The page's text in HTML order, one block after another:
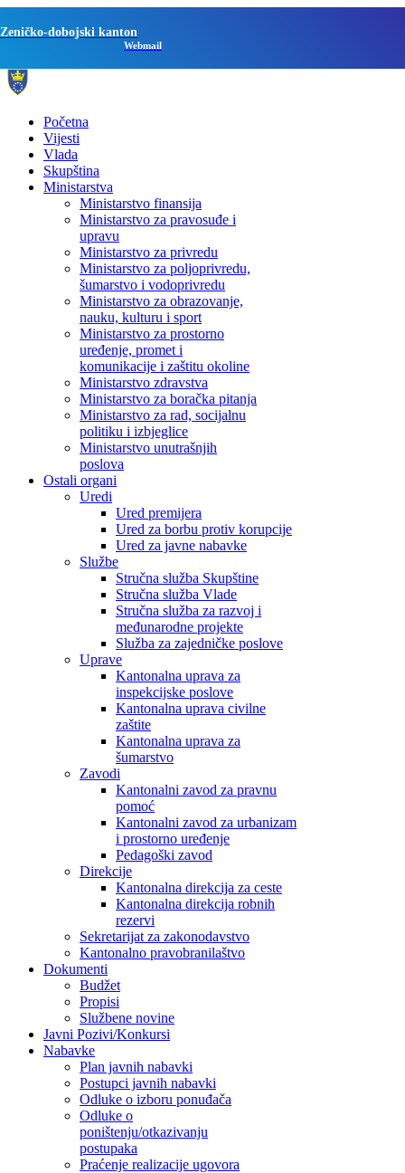
Zeničko-dobojski kanton
Webmail
Početna
Vijesti
Vlada
Skupština
Ministarstva
Ministarstvo finansija
Ministarstvo za pravosuđe i
upravu
Ministarstvo za privredu
Ministarstvo za poljoprivredu,
šumarstvo i vodoprivredu
Ministarstvo za obrazovanje,
nauku, kulturu i sport
Ministarstvo za prostorno
uređenje, promet i
komunikacije i zaštitu okoline
Ministarstvo zdravstva
Ministarstvo za boračka pitanja
Ministarstvo za rad, socijalnu
politiku i izbjeglice
Ministarstvo unutrašnjih
poslova
Ostali organi
Uredi
Ured premijera
Ured za borbu protiv korupcije
Ured za javne nabavke
Službe
Stručna služba Skupštine
Stručna služba Vlade
Stručna služba za razvoj i
međunarodne projekte
Služba za zajedničke poslove
Uprave
Kantonalna uprava za
inspekcijske poslove
Kantonalna uprava civilne
zaštite
Kantonalna uprava za
šumarstvo
Zavodi
Kantonalni zavod za pravnu
pomoć
Kantonalni zavod za urbanizam
i prostorno uređenje
Pedagoški zavod
Direkcije
Kantonalna direkcija za ceste
Kantonalna direkcija robnih
rezervi
Sekretarijat za zakonodavstvo
Kantonalno pravobranilaštvo
Dokumenti
Budžet
Propisi
Službene novine
Javni Pozivi/Konkursi
Nabavke
Plan javnih nabavki
Postupci javnih nabavki
Odluke o izboru ponuđača
Odluke o
poništenju/otkazivanju
postupaka
Praćenje realizacije ugovora